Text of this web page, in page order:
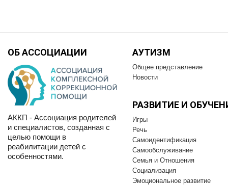
ОБ АССОЦИАЦИИ
АККП - Ассоциация родителей
и специалистов, созданная с
целью помощи в
реабилитации детей с
особенностями.
АУТИЗМ
Общее представление
Новости
РАЗВИТИЕ И
Игры
Речь
Самоидентификация
Самообслуживание
Семья и Отношения
Социализация
Эмоциональное развитие